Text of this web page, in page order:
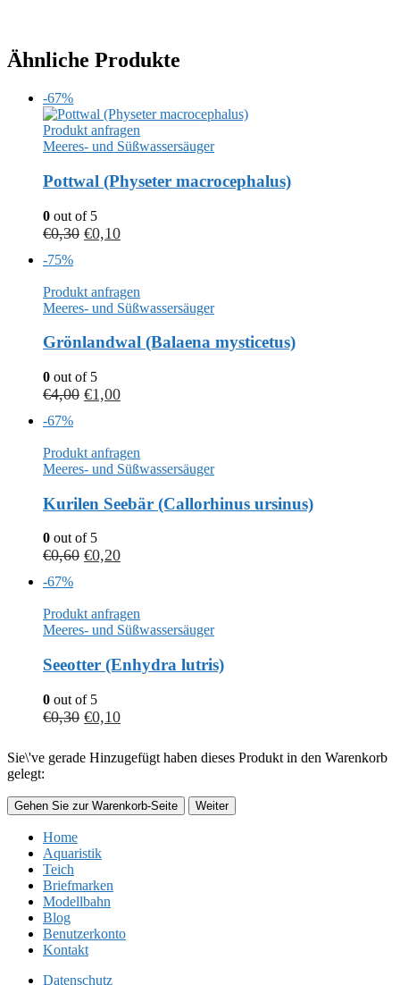
Ähnliche Produkte
-67%
Produkt anfragen
Meeres- und Süßwassersäuger
Pottwal (Physeter macrocephalus)
0 out of 5
€0,30 €0,10
-75%
Produkt anfragen
Meeres- und Süßwassersäuger
Grönlandwal (Balaena mysticetus)
0 out of 5
€4,00 €1,00
-67%
Produkt anfragen
Meeres- und Süßwassersäuger
Kurilen Seebär (Callorhinus ursinus)
0 out of 5
€0,60 €0,20
-67%
Produkt anfragen
Meeres- und Süßwassersäuger
Seeotter (Enhydra lutris)
0 out of 5
€0,30 €0,10
Sie\'ve gerade Hinzugefügt haben dieses Produkt in den Warenkorb
gelegt:
Gehen Sie zur Warenkorb-Seite Weiter
Home
Aquaristik
Teich
Briefmarken
Modellbahn
Blog
Benutzerkonto
Kontakt
Datenschutz